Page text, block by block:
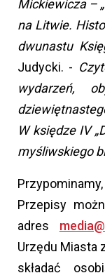
Mickiewicza –
na Litwie.
dwunastu
Judycki. -
wydarzeń,
W księdze IV
myśliwskiego
Przepisy
adres
Urzędu Miasta
składać